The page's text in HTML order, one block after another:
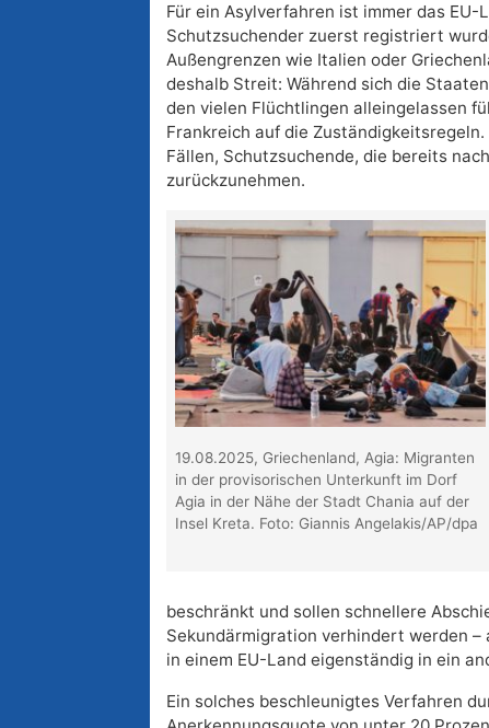
Für ein Asylverfahren ist immer das EU-
Schutzsuchender zuerst registriert
Außengrenzen wie Italien oder
deshalb Streit: Während sich die
den vielen Flüchtlingen alleingelassen
Frankreich auf die
Fällen, Schutzsuchende, die bereits
zurückzunehmen.
19.08.2025, Griechenland, Agia: Migranten
in der provisorischen Unterkunft im Dorf
Agia in der Nähe der Stadt Chania auf der
Insel Kreta. Foto: Giannis Angelakis/AP/dpa
beschränkt und sollen schnellere
Sekundärmigration verhindert werden
in einem EU-Land eigenständig in ein
Ein solches beschleunigtes Verfahren